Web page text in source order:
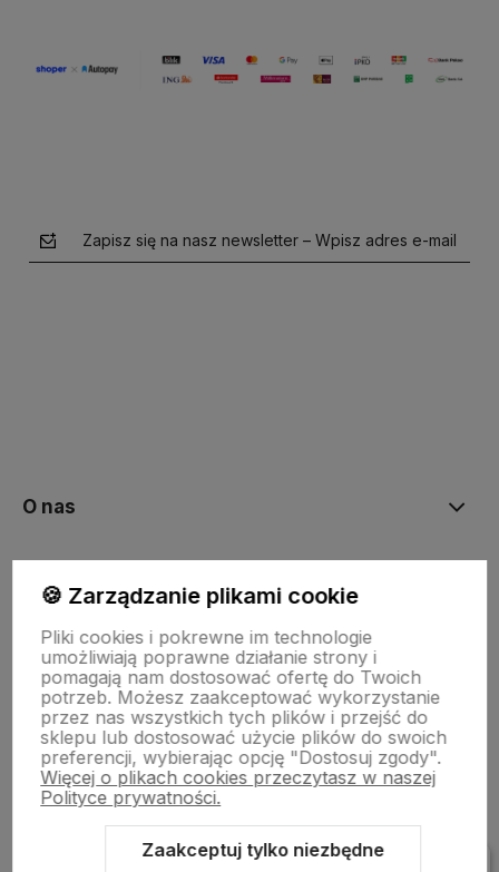
Zapisz się na nasz newsletter – Wpisz adres e-mail
O nas
Moje konto
Bestsellery
Płatności i dostawa
Informacje
🍪 Zarządzanie plikami cookie
Pliki cookies i pokrewne im technologie
umożliwiają poprawne działanie strony i
pomagają nam dostosować ofertę do Twoich
potrzeb. Możesz zaakceptować wykorzystanie
przez nas wszystkich tych plików i przejść do
sklepu lub dostosować użycie plików do swoich
preferencji, wybierając opcję "Dostosuj zgody".
Więcej o plikach cookies przeczytasz w naszej
Polityce prywatności.
Zaakceptuj tylko niezbędne